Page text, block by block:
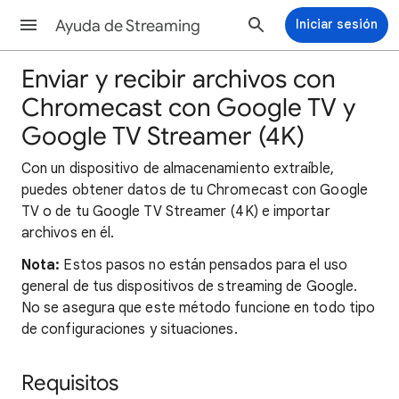
Ayuda de Streaming Iniciar sesión
Enviar y recibir archivos con
Chromecast con Google TV y
Google TV Streamer (4K)
Con un dispositivo de almacenamiento extraíble,
puedes obtener datos de tu Chromecast con Google
TV o de tu Google TV Streamer (4K) e importar
archivos en él.
Nota: Estos pasos no están pensados para el uso
general de tus dispositivos de streaming de Google.
No se asegura que este método funcione en todo tipo
de configuraciones y situaciones.
Requisitos